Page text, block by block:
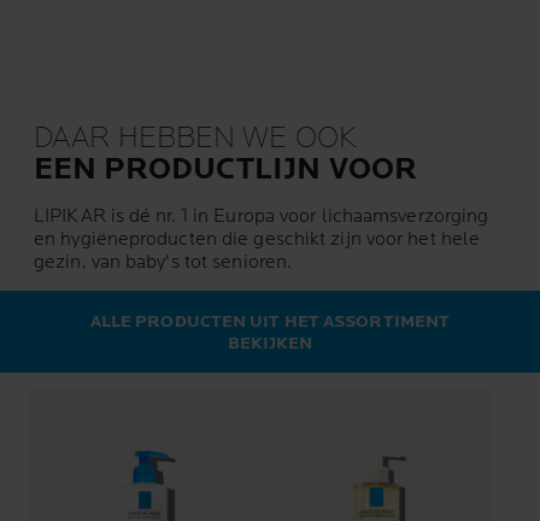
DAAR HEBBEN WE OOK
EEN PRODUCTLIJN VOOR
LIPIKAR is dé nr. 1 in Europa voor lichaamsverzorging
en hygiëneproducten die geschikt zijn voor het hele
gezin, van baby's tot senioren.
ALLE PRODUCTEN UIT HET ASSORTIMENT
BEKIJKEN